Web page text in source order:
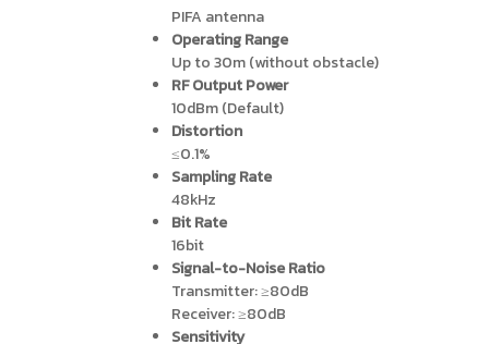
PIFA antenna
Operating Range
Up to 30m (without obstacle)
RF Output Power
10dBm (Default)
Distortion
≤0.1%
Sampling Rate
48kHz
Bit Rate
16bit
Signal-to-Noise Ratio
Transmitter: ≥80dB
Receiver: ≥80dB
Sensitivity